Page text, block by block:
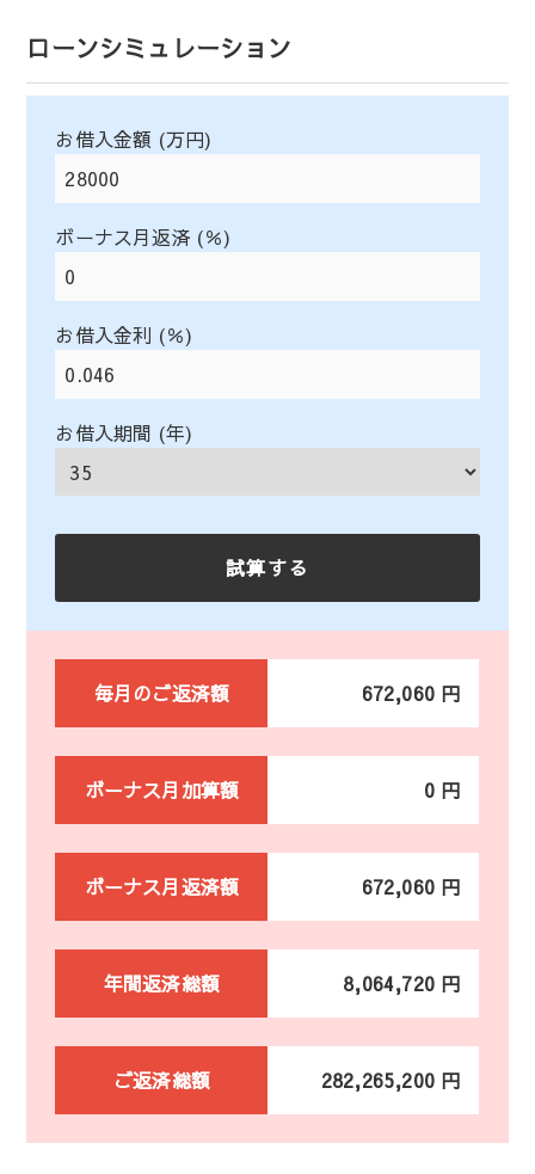
ローンシミュレーション
お借入金額 (万円)
ボーナス月返済 (％)
お借入金利 (％)
お借入期間 (年)
毎月のご返済額 672,060 円
ボーナス月加算額 0 円
ボーナス月返済額 672,060 円
年間返済総額 8,064,720 円
ご返済総額 282,265,200 円